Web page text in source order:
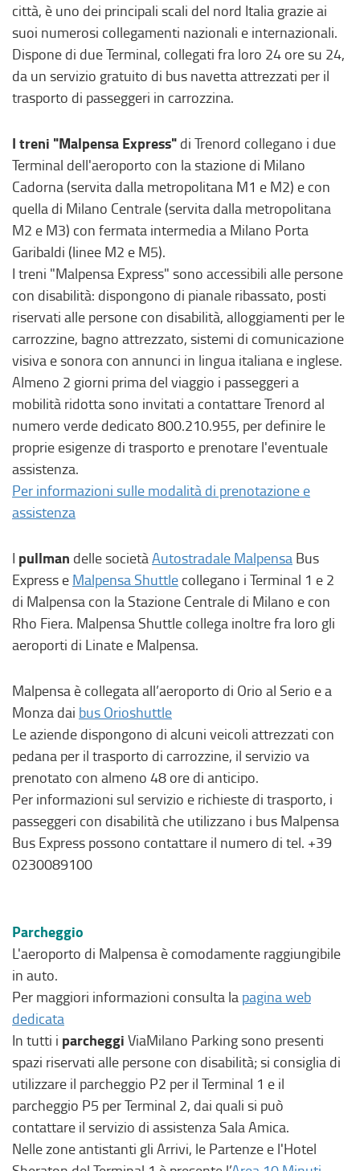
città, è uno dei principali scali del nord Italia grazie ai
suoi numerosi collegamenti nazionali e internazionali.
Dispone di due Terminal, collegati fra loro 24 ore su 24,
da un servizio gratuito di bus navetta attrezzati per il
trasporto di passeggeri in carrozzina.
I treni "Malpensa Express" di Trenord collegano i due
Terminal dell'aeroporto con la stazione di Milano
Cadorna (servita dalla metropolitana M1 e M2) e con
quella di Milano Centrale (servita dalla metropolitana
M2 e M3) con fermata intermedia a Milano Porta
Garibaldi (linee M2 e M5).
I treni "Malpensa Express" sono accessibili alle persone
con disabilità: dispongono di pianale ribassato, posti
riservati alle persone con disabilità, alloggiamenti per le
carrozzine, bagno attrezzato, sistemi di comunicazione
visiva e sonora con annunci in lingua italiana e inglese.
Almeno 2 giorni prima del viaggio i passeggeri a
mobilità ridotta sono invitati a contattare Trenord al
numero verde dedicato 800.210.955, per definire le
proprie esigenze di trasporto e prenotare l'eventuale
assistenza.
Per informazioni sulle modalità di prenotazione e
assistenza
I pullman delle societàAutostradale Malpensa Bus
Express e Malpensa Shuttle collegano i Terminal 1 e 2
di Malpensa con la Stazione Centrale di Milano e con
Rho Fiera. Malpensa Shuttle collega inoltre fra loro gli
aeroporti di Linate e Malpensa.
Malpensa è collegata all’aeroporto di Orio al Serio e a
Monza dai bus Orioshuttle
Le aziende dispongono di alcuni veicoli attrezzati con
pedana per il trasporto di carrozzine, il servizio va
prenotato con almeno 48 ore di anticipo.
Per informazioni sul servizio e richieste di trasporto, i
passeggeri con disabilità che utilizzano i bus Malpensa
Bus Express possono contattare il numero di tel. +39
0230089100
Parcheggio
L'aeroporto di Malpensa è comodamente raggiungibile
in auto.
Per maggiori informazioni consulta la pagina web
dedicata
In tutti i parcheggi ViaMilano Parking sono presenti
spazi riservati alle persone con disabilità; si consiglia di
utilizzare il parcheggio P2 per il Terminal 1 e il
parcheggio P5 per Terminal 2, dai quali si può
contattare il servizio di assistenza Sala Amica.
Nelle zone antistanti gli Arrivi, le Partenze e l'Hotel